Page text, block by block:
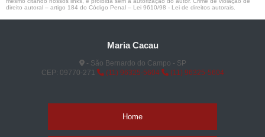
direito autoral – artigo 184 do Código Penal – Lei 9610/98 - Lei de direitos autorais
Maria Cacau
- São Bernardo do Campo - SP
CEP: 09770-271
(11) 96325-5604 (11) 96325-5604
Home